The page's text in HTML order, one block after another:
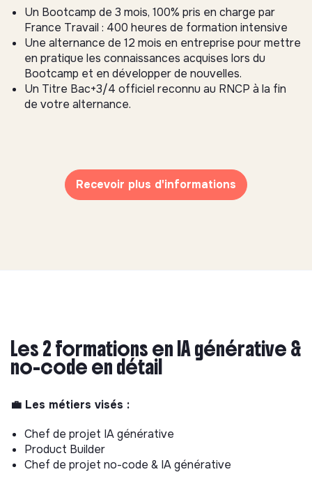
Un Bootcamp de 3 mois, 100% pris en charge par
France Travail : 400 heures de formation intensive
Une alternance de 12 mois en entreprise pour mettre
en pratique les connaissances acquises lors du
Bootcamp et en développer de nouvelles.
Un Titre Bac+3/4 officiel reconnu au RNCP à la fin
de votre alternance.
Recevoir plus d'informations
Les 2 formations en IA générative &
no-code en détail
💼 Les métiers visés :
Chef de projet IA générative
Product Builder
Chef de projet no-code & IA générative